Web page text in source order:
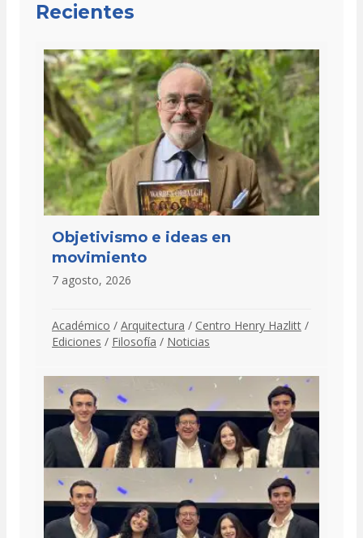
Recientes
Objetivismo e ideas en
movimiento
7 agosto, 2026
Académico / Arquitectura / Centro Henry Hazlitt /
Ediciones / Filosofía / Noticias